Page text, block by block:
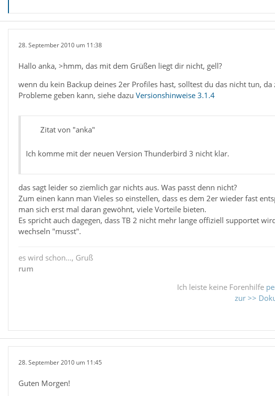
28. September 2010 um 11:38
Hallo anka, >hmm, das mit dem Grüßen liegt dir nicht, gell?
wenn du kein Backup deines 2er Profiles hast, solltest du das nicht tun,
Probleme geben kann, siehe dazu Versionshinweise 3.1.4
Zitat von "anka"
Ich komme mit der neuen Version Thunderbird 3 nicht klar.
das sagt leider so ziemlich gar nichts aus. Was passt denn nicht?
Zum einen kann man Vieles so einstellen, dass es dem 2er wieder fast
man sich erst mal daran gewöhnt, viele Vorteile bieten.
Es spricht auch dagegen, dass TB 2 nicht mehr lange offiziell supportet
wechseln "musst".
es wird schon..., Gruß
rum
Ich leiste keine Forenhilfe
zur >>
28. September 2010 um 11:45
Guten Morgen!